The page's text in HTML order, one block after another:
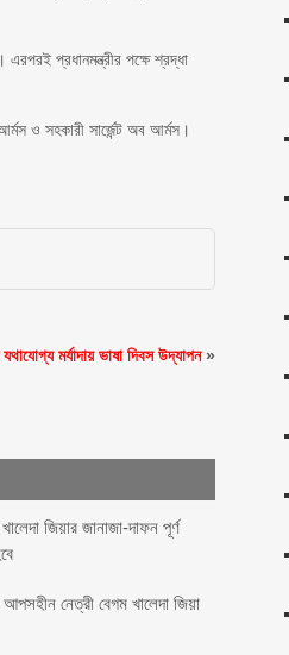
প্রধানমন্ত্রীর পক্ষে শ্রদ্ধা
ও সহকারী সার্জেন্ট অব আর্মস।
যথাযোগ্য মর্যাদায় ভাষা দিবস উদ্যাপন»
জিয়ার জানাজা-দাফন পূর্ণ
আপসহীন নেত্রী বেগম খালেদা জিয়া